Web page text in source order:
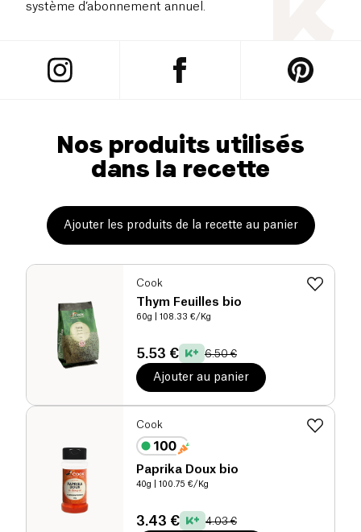
système d’abonnement annuel.
Nos produits utilisés
dans la recette
Ajouter les produits de la recette au panier
Cook
Thym Feuilles bio
60g | 108.33 €/Kg
5.53 € 6.50 €
Ajouter au panier
Cook
Paprika Doux bio
40g | 100.75 €/Kg
3.43 € 4.03 €